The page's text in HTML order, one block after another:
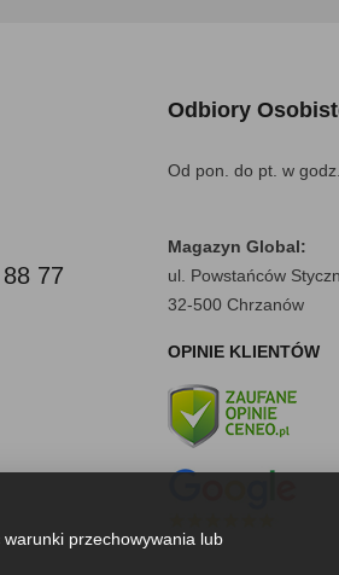
77
Odbiory
Od pon. do pt. w
Magazyn Global:
ul. Powstańców
32-500 Chrzanów
OPINIE KLIENTÓW
warunki przechowywania lub